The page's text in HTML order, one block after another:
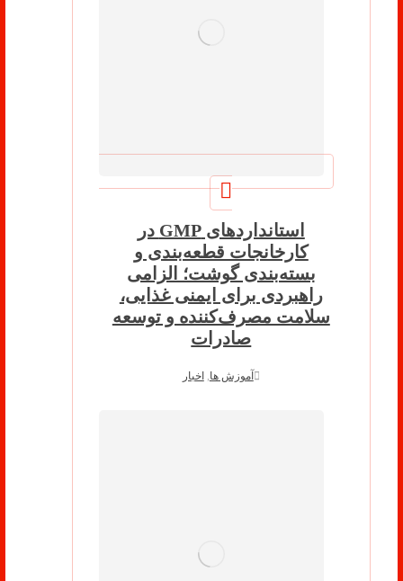
استانداردهای GMP در
کارخانجات قطعه‌بندی و
بسته‌بندی گوشت؛ الزامی
راهبردی برای ایمنی غذایی،
سلامت مصرف‌کننده و توسعه
صادرات
آموزش ها, اخبار